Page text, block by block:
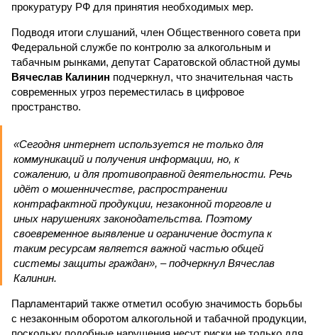
прокуратуру РФ для принятия необходимых мер.
Подводя итоги слушаний, член Общественного совета при
Федеральной службе по контролю за алкогольным и
табачным рынками, депутат Саратовской областной думы
Вячеслав Калинин подчеркнул, что значительная часть
современных угроз переместилась в цифровое
пространство.
«Сегодня интернет используется не только для
коммуникаций и получения информации, но, к
сожалению, и для противоправной деятельности. Речь
идёт о мошенничестве, распространении
контрафактной продукции, незаконной торговле и
иных нарушениях законодательства. Поэтому
своевременное выявление и ограничение доступа к
таким ресурсам является важной частью общей
системы защиты граждан», – подчеркнул Вячеслав
Калинин.
Парламентарий также отметил особую значимость борьбы
с незаконным оборотом алкогольной и табачной продукции,